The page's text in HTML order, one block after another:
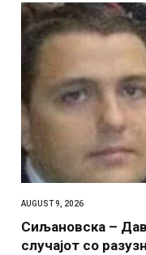
AUGUST 9, 2026
Сиљановска –
случајот со